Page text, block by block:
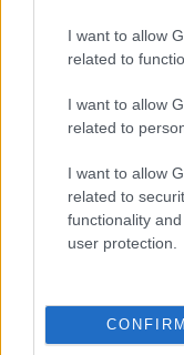
I want to allow
related to
I want to allow
related to
I want to allow
related to
functionality
user protection.
CONFIRM